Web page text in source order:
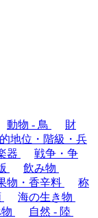
動物 - 鳥
財
地位・階級・兵
器
戦争・争
飲み物
物・香辛料
称
海の生き物
自然 - 陸